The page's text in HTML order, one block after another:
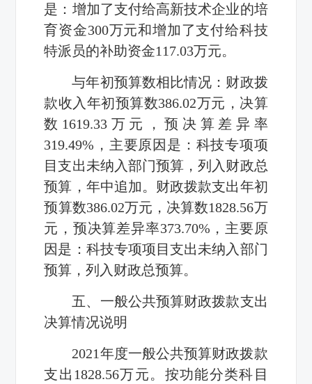
是：增加了支付给高新技术企业的培
育资金300万元和增加了支付给科技
特派员的补助资金117.03万元。
与年初预算数相比情况：财政拨
款收入年初预算数386.02万元，决算
数1619.33万元，预决算差异率
319.49%，主要原因是：科技专项项
目支出未纳入部门预算，列入财政总
预算，年中追加。财政拨款支出年初
预算数386.02万元，决算数1828.56万
元，预决算差异率373.70%，主要原
因是：科技专项项目支出未纳入部门
预算，列入财政总预算。
五、一般公共预算财政拨款支出
决算情况说明
2021年度一般公共预算财政拨款
支出1828.56万元。按功能分类科目